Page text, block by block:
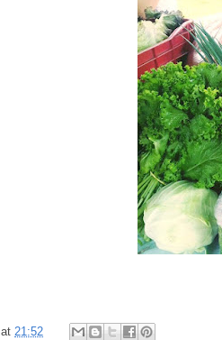
at 21:52